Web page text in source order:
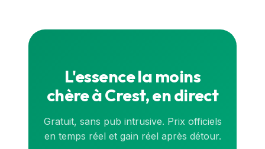
carte
L'essence la moins
chère à Crest, en direct
Gratuit, sans pub intrusive. Prix officiels
en temps réel et gain réel après détour.